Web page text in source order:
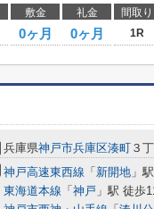
敷金 礼金 間取り
0ヶ月 0ヶ月 1R
兵庫県神戸市兵庫区湊町 ３
神戸高速東西線 「 新開地 」
東海道本線 「 神戸 」駅 徒歩